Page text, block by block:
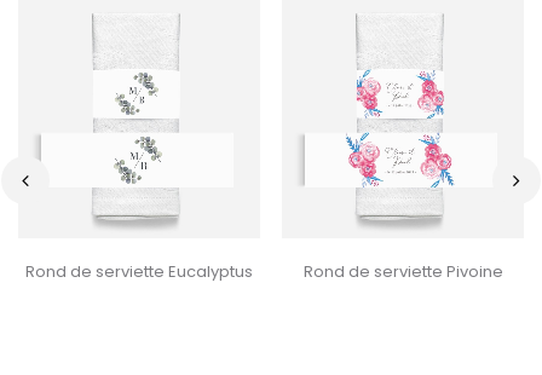
Rond de serviette Eucalyptus Rond de serviette Pivoine